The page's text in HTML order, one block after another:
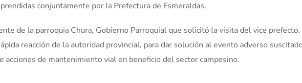
conjuntamente por la Prefectura de Esmeraldas.
de la parroquia Chura, Gobierno Parroquial que solicitó la visita del vice prefecto,
reacción de la autoridad provincial, para dar solución al evento adverso
acciones de mantenimiento vial en beneficio del sector campesino.